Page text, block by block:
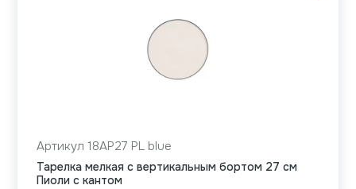
Артикул 18AP27 PL blue
Тарелка мелкая с вертикальным бортом 27 см
Пиоли с кантом